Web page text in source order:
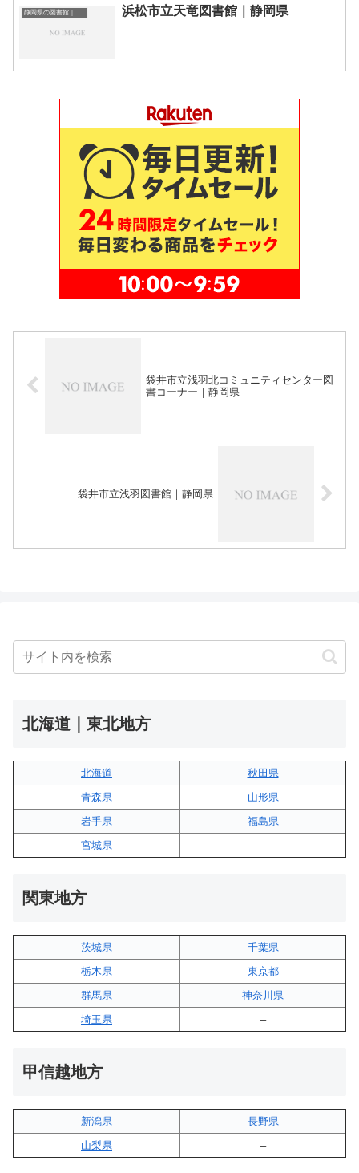
浜松市立天竜図書館｜静岡県
袋井市立浅羽北コミュニティセンター図
書コーナー｜静岡県
袋井市立浅羽図書館｜静岡県
北海道｜東北地方
北海道
秋田県
青森県
山形県
岩手県
福島県
宮城県
–
関東地方
茨城県
千葉県
栃木県
東京都
群馬県
神奈川県
埼玉県
–
甲信越地方
新潟県
長野県
山梨県
–